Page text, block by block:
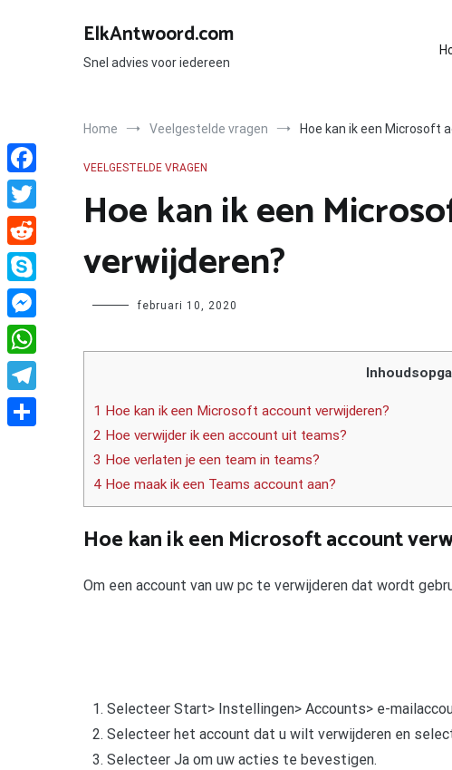
ElkAntwoord.com
Snel advies voor iedereen
Home Veelgestelde vragen Hoe kan ik een Microsoft
VEELGESTELDE VRAGEN
Hoe kan ik een
verwijderen?
Author februari 10, 2020
1 Hoe kan ik een Microsoft account verwijderen?
2 Hoe verwijder ik een account uit teams?
3 Hoe verlaten je een team in teams?
4 Hoe maak ik een Teams account aan?
Hoe kan ik een Microsoft account
Om een account van uw pc te verwijderen dat wordt
Selecteer Start> Instellingen> Accounts> e-
Selecteer het account dat u wilt verwijderen en
Selecteer Ja om uw acties te bevestigen.
Facebook
Twitter
Reddit
Skype
Messenger
WhatsApp
Telegram